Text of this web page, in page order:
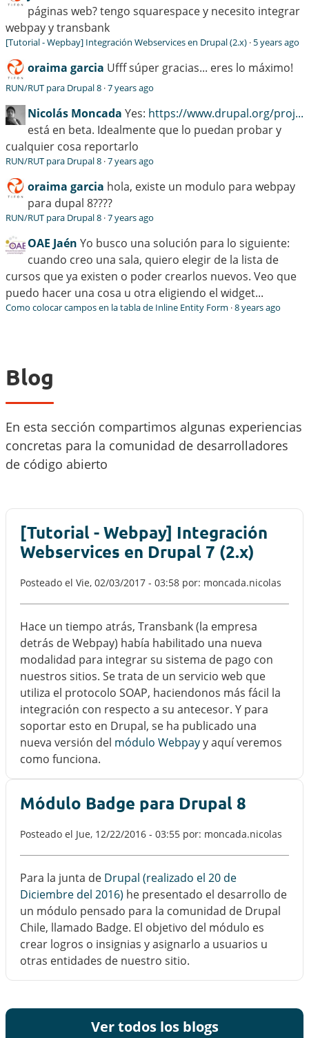
páginas web? tengo squarespace y necesito integrar
webpay y transbank
[Tutorial - Wepbay] Integración Webservices en Drupal (2.x) · 5 years ago
oraima garcia Ufff súper gracias... eres lo máximo!
RUN/RUT para Drupal 8 ·7 years ago
Nicolás Moncada Yes: https://www.drupal.org/proj...
está en beta. Idealmente que lo puedan probar y
cualquier cosa reportarlo
RUN/RUT para Drupal 8 ·7 years ago
oraima garcia hola, existe un modulo para webpay
para dupal 8????
RUN/RUT para Drupal 8 ·7 years ago
OAE Jaén Yo busco una solución para lo siguiente:
cuando creo una sala, quiero elegir de la lista de
cursos que ya existen o poder crearlos nuevos. Veo que
puedo hacer una cosa u otra eligiendo el widget...
Como colocar campos en la tabla de Inline Entity Form ·8 years ago
Blog
En esta sección compartimos algunas experiencias
concretas para la comunidad de desarrolladores
de código abierto
[Tutorial - Webpay] Integración
Webservices en Drupal 7 (2.x)
Posteado el Vie, 02/03/2017 - 03:58 por: moncada.nicolas
Hace un tiempo atrás, Transbank (la empresa
detrás de Webpay) había habilitado una nueva
modalidad para integrar su sistema de pago con
nuestros sitios. Se trata de un servicio web que
utiliza el protocolo SOAP, haciendonos más fácil la
integración con respecto a su antecesor. Y para
soportar esto en Drupal, se ha publicado una
nueva versión del módulo Webpayy aquí veremos
como funciona.
Módulo Badge para Drupal 8
Posteado el Jue, 12/22/2016 - 03:55 por: moncada.nicolas
Para la junta de Drupal (realizado el 20 de
Diciembre del 2016) he presentado el desarrollo de
un módulo pensado para la comunidad de Drupal
Chile, llamado Badge. El objetivo del módulo es
crear logros o insignias y asignarlo a usuarios u
otras entidades de nuestro sitio.
Ver todos los blogs